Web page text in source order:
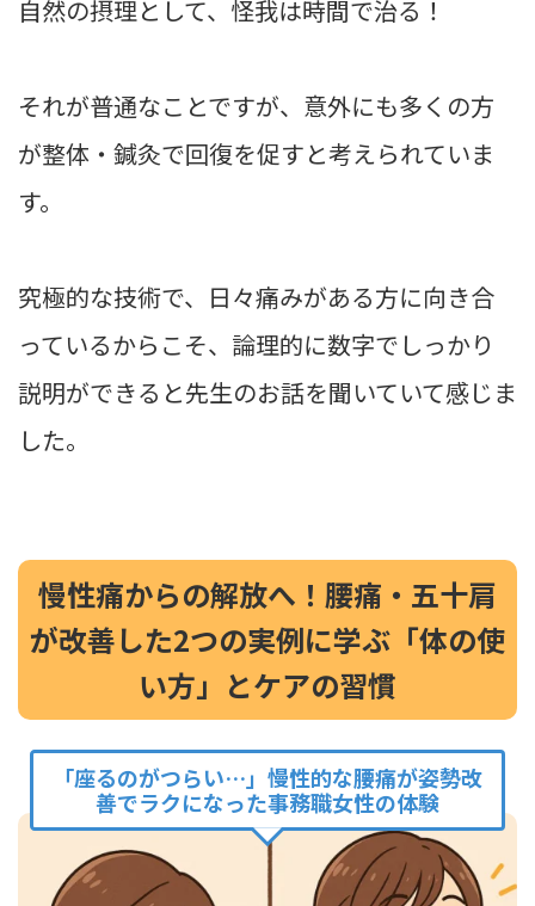
自然の摂理として、怪我は時間で治る！
それが普通なことですが、意外にも多くの方
が整体・鍼灸で回復を促すと考えられていま
す。
究極的な技術で、日々痛みがある方に向き合
っているからこそ、論理的に数字でしっかり
説明ができると先生のお話を聞いていて感じま
した。
慢性痛からの解放へ！腰痛・五十肩
が改善した2つの実例に学ぶ「体の使
い方」とケアの習慣
「座るのがつらい…」慢性的な腰痛が姿勢改
善でラクになった事務職女性の体験